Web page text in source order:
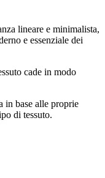
lineare e minimalista,
e essenziale dei
cade in modo
in base alle proprie
di tessuto.